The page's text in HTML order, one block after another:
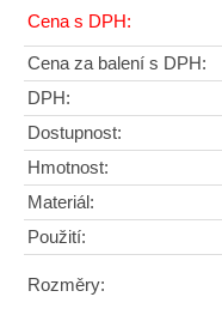
Cena s DPH:
Cena za balení s DPH:
DPH:
Dostupnost:
Hmotnost:
Materiál:
Použití:
Rozměry: